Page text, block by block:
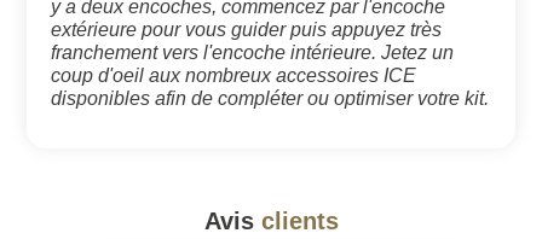
y a deux encoches, commencez par l'encoche
extérieure pour vous guider puis appuyez très
franchement vers l'encoche intérieure. Jetez un
coup d'oeil aux nombreux accessoires ICE
disponibles afin de compléter ou optimiser votre kit.
Avis clients